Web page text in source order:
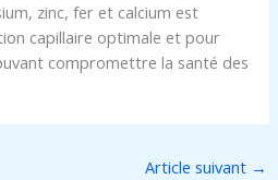
zinc, fer et calcium est
capillaire optimale et pour
compromettre la santé des
Article suivant →